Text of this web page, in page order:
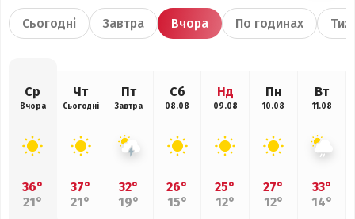
Сьогодні Завтра Вчора По годинах
Ср
Вчора
36°
21°
Чт
Сьогодні
37°
21°
Пт
Завтра
32°
19°
Сб
08.08
26°
15°
Нд
09.08
25°
12°
Пн
10.08
27°
12°
Вт
11.08
33°
14°